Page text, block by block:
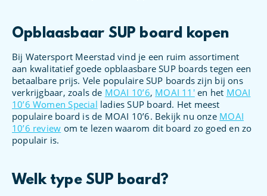
Opblaasbaar SUP board kopen
Bij Watersport Meerstad vind je een ruim assortiment
aan kwalitatief goede opblaasbare SUP boards tegen een
betaalbare prijs. Vele populaire SUP boards zijn bij ons
verkrijgbaar, zoals de MOAI 10’6, MOAI 11′en het MOAI
10’6 Women Special ladies SUP board. Het meest
populaire board is de MOAI 10’6. Bekijk nu onze MOAI
10’6 review om te lezen waarom dit board zo goed en zo
populair is.
Welk type SUP board?